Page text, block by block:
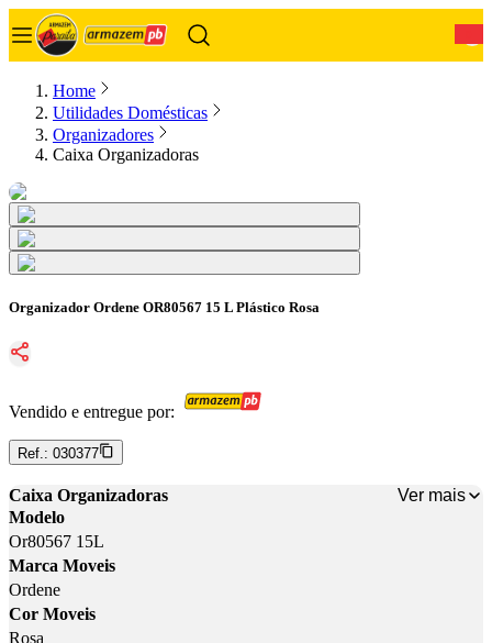
Home
Utilidades Domésticas
Organizadores
Caixa Organizadoras
Organizador Ordene OR80567 15 L Plástico Rosa
Vendido e entregue por:
Ref.: 030377
Caixa Organizadoras
Ver mais
Modelo
Or80567 15L
Marca Moveis
Ordene
Cor Moveis
Rosa